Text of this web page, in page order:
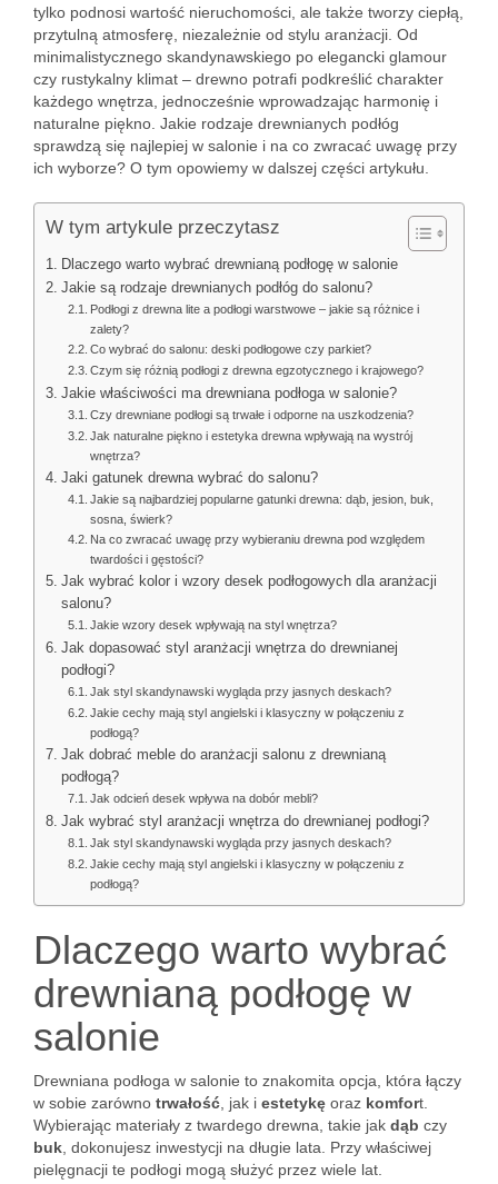
tylko podnosi wartość nieruchomości, ale także tworzy ciepłą,
przytulną atmosferę, niezależnie od stylu aranżacji. Od
minimalistycznego skandynawskiego po elegancki glamour
czy rustykalny klimat – drewno potrafi podkreślić charakter
każdego wnętrza, jednocześnie wprowadzając harmonię i
naturalne piękno. Jakie rodzaje drewnianych podłóg
sprawdzą się najlepiej w salonie i na co zwracać uwagę przy
ich wyborze? O tym opowiemy w dalszej części artykułu.
W tym artykule przeczytasz
Dlaczego warto wybrać drewnianą podłogę w salonie
Jakie są rodzaje drewnianych podłóg do salonu?
Podłogi z drewna lite a podłogi warstwowe – jakie są różnice i
zalety?
Co wybrać do salonu: deski podłogowe czy parkiet?
Czym się różnią podłogi z drewna egzotycznego i krajowego?
Jakie właściwości ma drewniana podłoga w salonie?
Czy drewniane podłogi są trwałe i odporne na uszkodzenia?
Jak naturalne piękno i estetyka drewna wpływają na wystrój
wnętrza?
Jaki gatunek drewna wybrać do salonu?
Jakie są najbardziej popularne gatunki drewna: dąb, jesion, buk,
sosna, świerk?
Na co zwracać uwagę przy wybieraniu drewna pod względem
twardości i gęstości?
Jak wybrać kolor i wzory desek podłogowych dla aranżacji
salonu?
Jakie wzory desek wpływają na styl wnętrza?
Jak dopasować styl aranżacji wnętrza do drewnianej
podłogi?
Jak styl skandynawski wygląda przy jasnych deskach?
Jakie cechy mają styl angielski i klasyczny w połączeniu z
podłogą?
Jak dobrać meble do aranżacji salonu z drewnianą
podłogą?
Jak odcień desek wpływa na dobór mebli?
Jak wybrać styl aranżacji wnętrza do drewnianej podłogi?
Jak styl skandynawski wygląda przy jasnych deskach?
Jakie cechy mają styl angielski i klasyczny w połączeniu z
podłogą?
Dlaczego warto wybrać
drewnianą podłogę w
salonie
Drewniana podłoga w salonie to znakomita opcja, która łączy
w sobie zarówno trwałość , jak i estetykę oraz komfort.
Wybierając materiały z twardego drewna, takie jak dąb czy
buk , dokonujesz inwestycji na długie lata. Przy właściwej
pielęgnacji te podłogi mogą służyć przez wiele lat.